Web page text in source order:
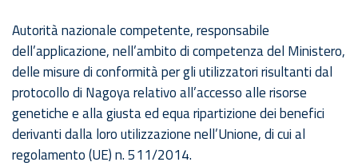
Autorità nazionale competente, responsabile
dell’applicazione, nell’ambito di competenza del Ministero,
delle misure di conformità per gli utilizzatori risultanti dal
protocollo di Nagoya relativo all’accesso alle risorse
genetiche e alla giusta ed equa ripartizione dei benefici
derivanti dalla loro utilizzazione nell’Unione, di cui al
regolamento (UE) n. 511/2014.